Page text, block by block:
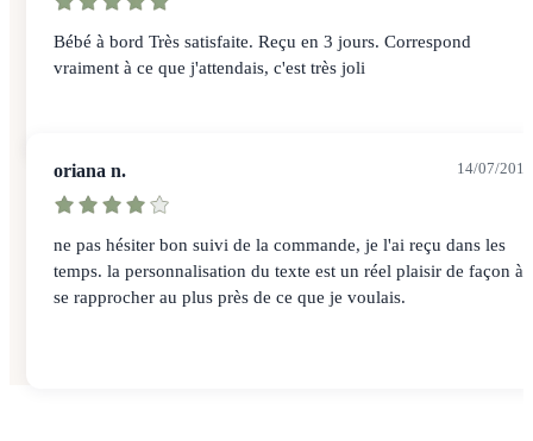
Bébé à bord Très satisfaite. Reçu en 3 jours. Correspond
vraiment à ce que j'attendais, c'est très joli
oriana n. 14/07/2014
ne pas hésiter bon suivi de la commande, je l'ai reçu dans les
temps. la personnalisation du texte est un réel plaisir de façon à
se rapprocher au plus près de ce que je voulais.